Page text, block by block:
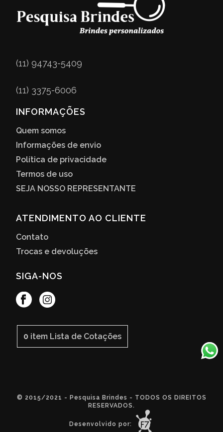
(11) 94743-5409
(11) 3375-6006
INFORMAÇÕES
Quem somos
Informações de envio
Política de privacidade
Termos de uso
SEJA NOSSO REPRESENTANTE
ATENDIMENTO AO CLIENTE
Contato
Trocas e devoluções
SIGA-NOS
0 item Lista de Cotações
© 2015/2021 - Pesquisa Brindes - TODOS OS DIREITOS
RESERVADOS.
Desenvolvido por: